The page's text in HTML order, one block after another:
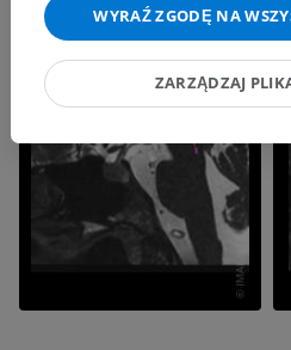
WYRAŹ ZGODĘ NA
ZARZĄDZAJ